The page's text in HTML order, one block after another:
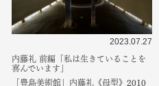
2023.07.27
内藤礼 前編「私は生きていることを
喜んでいます」
「豊島美術館」内藤礼《母型》2010